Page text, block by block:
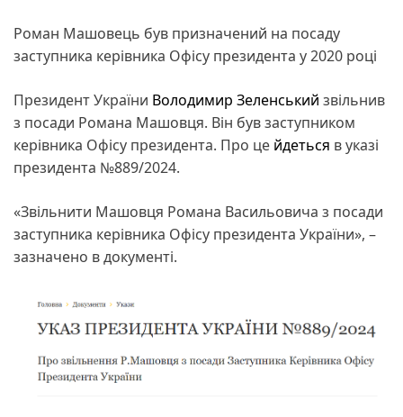
Роман Машовець був призначений на посаду
заступника керівника Офісу президента у 2020 році
Президент України Володимир Зеленський звільнив
з посади Романа Машовця. Він був заступником
керівника Офісу президента. Про це йдеться в указі
президента №889/2024.
«Звільнити Машовця Романа Васильовича з посади
заступника керівника Офісу президента України», –
зазначено в документі.